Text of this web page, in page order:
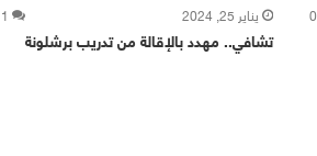
0 يناير 25, 2024 1
تشافي.. مهدد بالإقالة من تدريب برشلونة